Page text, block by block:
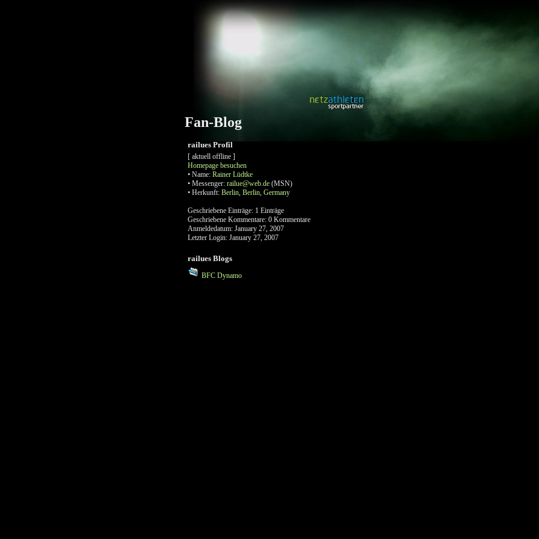
Fan-Blog
railues Profil
[ aktuell offline ]
Homepage besuchen
• Name: Rainer Lüdtke
• Messenger: railue@web.de (MSN)
• Herkunft: Berlin, Berlin, Germany
Geschriebene Einträge: 1 Einträge
Geschriebene Kommentare: 0 Kommentare
Anmeldedatum: January 27, 2007
Letzter Login: January 27, 2007
railues Blogs
BFC Dynamo